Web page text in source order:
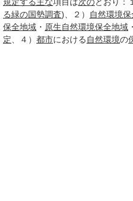
る緑の国勢調査)、２） 自然環境保
保全地域 ・ 原生自然環境保全地域 ・
定 、４） 都市における 自然環境の